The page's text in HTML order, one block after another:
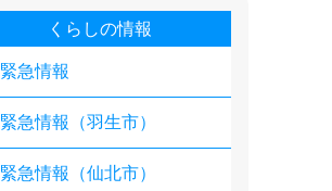
くらしの情報
緊急情報
緊急情報（羽生市）
緊急情報（仙北市）